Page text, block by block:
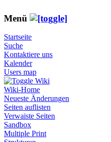
Menü
Startseite
Suche
Kontaktiere uns
Kalender
Users map
Wiki
Wiki-Home
Neueste Änderungen
Seiten auflisten
Verwaiste Seiten
Sandbox
Multiple Print